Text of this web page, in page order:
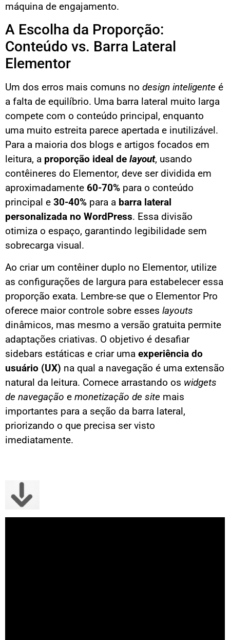
máquina de engajamento.
A Escolha da Proporção:
Conteúdo vs. Barra Lateral
Elementor
Um dos erros mais comuns no design inteligente é
a falta de equilíbrio. Uma barra lateral muito larga
compete com o conteúdo principal, enquanto
uma muito estreita parece apertada e inutilizável.
Para a maioria dos blogs e artigos focados em
leitura, a proporção ideal de layout, usando
contêineres do Elementor, deve ser dividida em
aproximadamente 60-70% para o conteúdo
principal e 30-40% para a barra lateral
personalizada no WordPress. Essa divisão
otimiza o espaço, garantindo legibilidade sem
sobrecarga visual.
Ao criar um contêiner duplo no Elementor, utilize
as configurações de largura para estabelecer essa
proporção exata. Lembre-se que o Elementor Pro
oferece maior controle sobre esses layouts
dinâmicos, mas mesmo a versão gratuita permite
adaptações criativas. O objetivo é desafiar
sidebars estáticas e criar uma experiência do
usuário (UX) na qual a navegação é uma extensão
natural da leitura. Comece arrastando os widgets
de navegação e monetização de site mais
importantes para a seção da barra lateral,
priorizando o que precisa ser visto
imediatamente.